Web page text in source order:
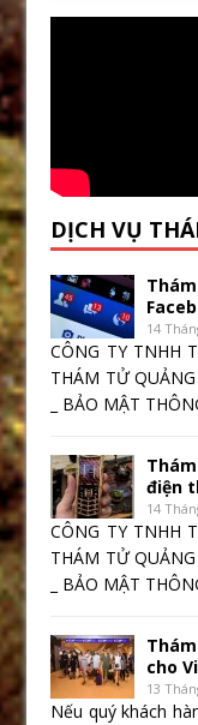
DỊCH VỤ
14
CÔNG TY TNHH
THÁM TỬ
_ BẢO MẬT
điện
14
CÔNG TY TNHH
THÁM TỬ
_ BẢO MẬT
cho
13
Nếu quý khách